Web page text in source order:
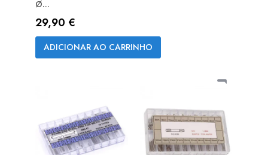
Ø...
Preço
29,90 €
ADICIONAR AO CARRINHO